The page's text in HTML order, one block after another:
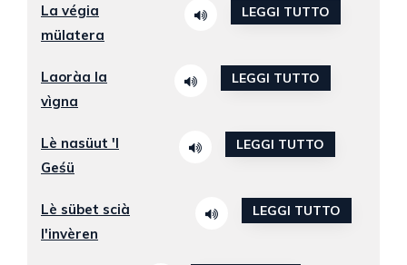
La végia
mülatera
LEGGI TUTTO
Laoràa la
vìgna
LEGGI TUTTO
Lè nasüut 'l
Geśü
LEGGI TUTTO
Lè sübet scià
l'invèren
LEGGI TUTTO